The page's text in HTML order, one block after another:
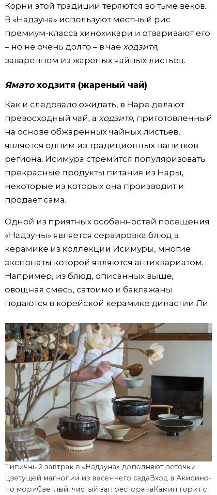
Корни этой традиции теряются во тьме веков.
В «Надзуна» используют местный рис
премиум-класса хинохикари и отваривают его
– но не очень долго – в чае ходзитя,
заваренном из жареных чайных листьев.
Яматоходзитя (жареный чай)
Как и следовало ожидать, в Наре делают
превосходный чай, а ходзитя, приготовленный
на основе обжаренных чайных листьев,
является одним из традиционных напитков
региона. Исимура стремится популяризовать
прекрасные продукты питания из Нары,
некоторые из которых она производит и
продает сама.
Одной из приятных особенностей посещения
«Надзуны» является сервировка блюд в
керамике из коллекции Исимуры, многие
экспонаты которой являются антиквариатом.
Например, из блюд, описанных выше,
овощная смесь, сатоимо и баклажаны
подаются в корейской керамике династии Ли.
Типичный завтрак в «Надзуна» дополняют веточки
цветущей магнолии из весеннего садаВход в Акисино-
но мориСветлый, чистый зал ресторанаКамин горит с